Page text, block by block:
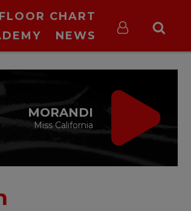
CHART
NEWS
MORANDI
Miss California